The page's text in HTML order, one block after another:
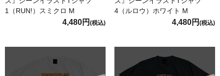
1（RUN!）スミクロ M
4,480円 (税込)
4（ルロウ）ホワイト M
4,480円 (税込)